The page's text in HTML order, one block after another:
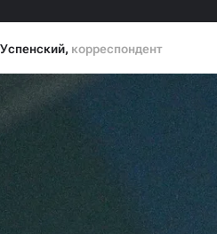
, корреспондент